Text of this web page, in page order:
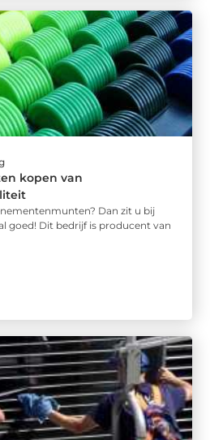
kopen van
Dan zit u bij
goed! Dit bedrijf is producent van